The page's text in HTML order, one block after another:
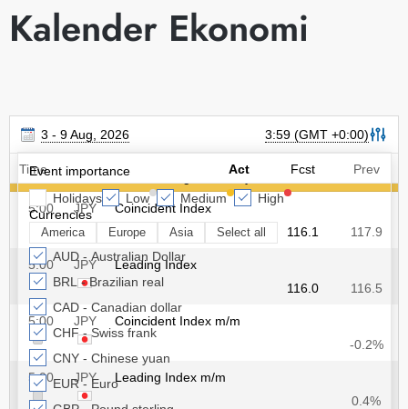
Kalender Ekonomi